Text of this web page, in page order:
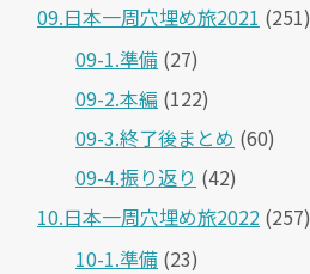
09.日本一周穴埋め旅2021 (251)
09-1.準備 (27)
09-2.本編 (122)
09-3.終了後まとめ (60)
09-4.振り返り (42)
10.日本一周穴埋め旅2022 (257)
10-1.準備 (23)